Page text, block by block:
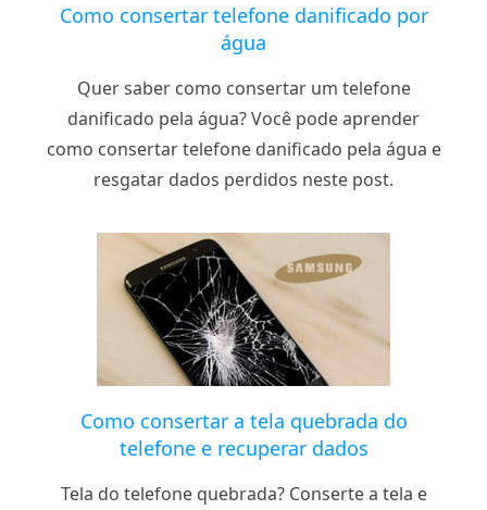
Como consertar telefone danificado por
água
Quer saber como consertar um telefone
danificado pela água? Você pode aprender
como consertar telefone danificado pela água e
resgatar dados perdidos neste post.
Como consertar a tela quebrada do
telefone e recuperar dados
Tela do telefone quebrada? Conserte a tela e